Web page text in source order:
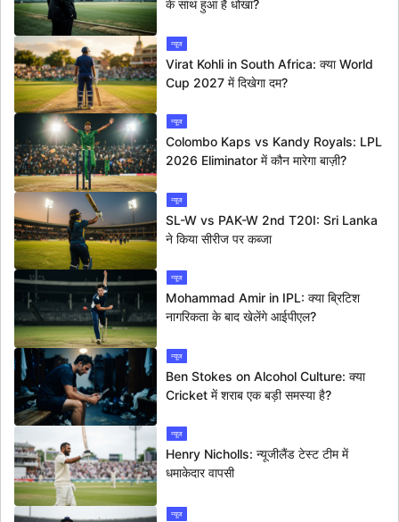
के साथ हुआ है धोखा?
न्यूज
Virat Kohli in South Africa: क्या World
Cup 2027 में दिखेगा दम?
न्यूज
Colombo Kaps vs Kandy Royals: LPL
2026 Eliminator में कौन मारेगा बाज़ी?
न्यूज
SL-W vs PAK-W 2nd T20I: Sri Lanka
ने किया सीरीज पर कब्जा
न्यूज
Mohammad Amir in IPL: क्या ब्रिटिश
नागरिकता के बाद खेलेंगे आईपीएल?
न्यूज
Ben Stokes on Alcohol Culture: क्या
Cricket में शराब एक बड़ी समस्या है?
न्यूज
Henry Nicholls: न्यूजीलैंड टेस्ट टीम में
धमाकेदार वापसी
न्यूज